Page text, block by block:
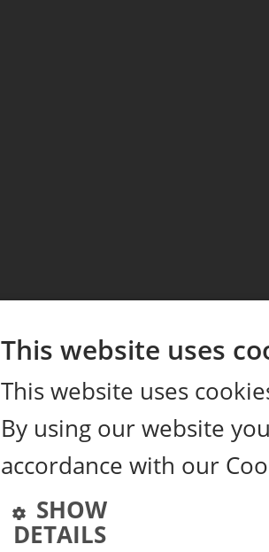
This website uses
This website uses
By using our website
accordance with our
SHOW
DETAILS